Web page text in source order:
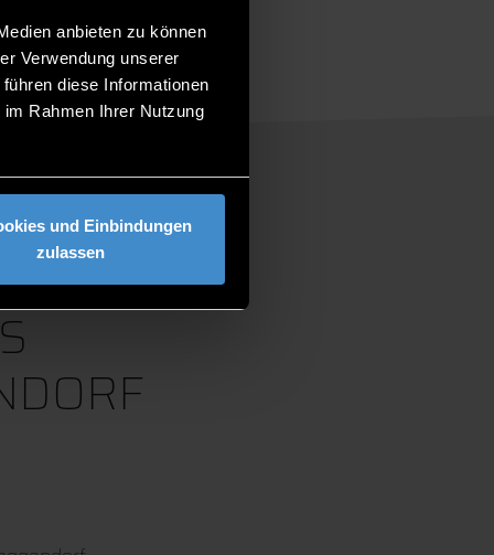
anbieten zu können
Verwendung unserer
diese Informationen
Rahmen Ihrer Nutzung
und Einbindungen
zulassen